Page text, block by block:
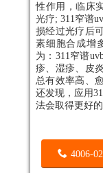
性作用，临床
光疗; 311窄谱
损经过光疗后
素细胞合成增
为：311窄谱
疹、湿疹、皮
总有效率高、
还发现，应用
法会取得更好的
4006-